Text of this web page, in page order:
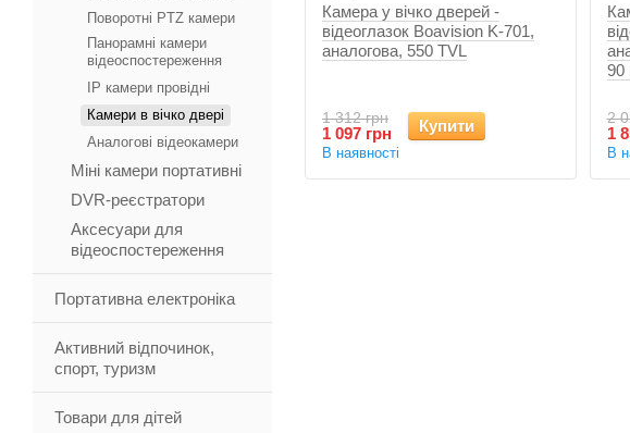
Камера у вічко дверей -
відеоглазок Boavision K-701,
аналогова, 550 TVL
1 312 грн
1 097 грн Купити
В наявності
90
2
1
В
Поворотні PTZ камери
Панорамні камери
відеоспостереження
IP камери провідні
Камери в вічко двері
Аналогові відеокамери
Міні камери портативні
DVR-реєстратори
Аксесуари для
відеоспостереження
Портативна електроніка
Активний відпочинок,
спорт, туризм
Товари для дітей